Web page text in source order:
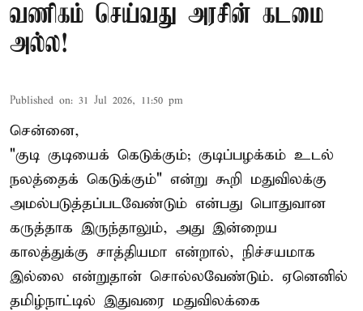
வணிகம் செய்வது அரசின் கடமை
அல்ல!
Published on: 31 Jul 2026, 11:50 pm
சென்னை,
"குடி குடியைக் கெடுக்கும்; குடிப்பழக்கம் உடல்
நலத்தைக் கெடுக்கும்" என்று கூறி மதுவிலக்கு
அமல்படுத்தப்படவேண்டும் என்பது பொதுவான
கருத்தாக இருந்தாலும், அது இன்றைய
காலத்துக்கு சாத்தியமா என்றால், நிச்சயமாக
இல்லை என்றுதான் சொல்லவேண்டும். ஏனெனில்
தமிழ்நாட்டில் இதுவரை மதுவிலக்கை